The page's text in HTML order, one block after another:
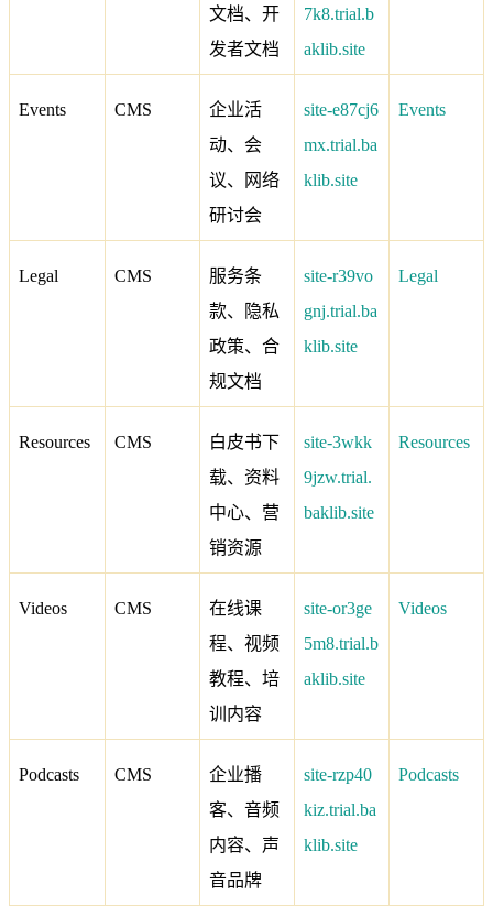
文档、开
发者文档
7k8.trial.b
aklib.site
Events CMS
企业活
动、会
议、网络
研讨会
site-e87cj6
mx.trial.ba
klib.site
Events
Legal CMS
服务条
款、隐私
政策、合
规文档
site-r39vo
gnj.trial.ba
klib.site
Legal
Resources CMS
白皮书下
载、资料
中心、营
销资源
site-3wkk
9jzw.trial.
baklib.site
Resources
Videos CMS
在线课
程、视频
教程、培
训内容
site-or3ge
5m8.trial.b
aklib.site
Videos
Podcasts CMS
企业播
客、音频
内容、声
音品牌
site-rzp40
kiz.trial.ba
klib.site
Podcasts